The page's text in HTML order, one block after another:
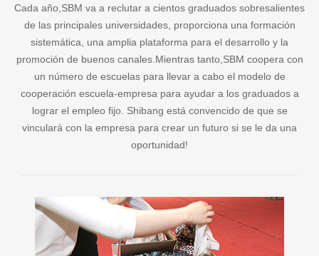
Cada año,SBM va a reclutar a cientos graduados sobresalientes
de las principales universidades, proporciona una formación
sistemática, una amplia plataforma para el desarrollo y la
promoción de buenos canales.Mientras tanto,SBM coopera con
un número de escuelas para llevar a cabo el modelo de
cooperación escuela-empresa para ayudar a los graduados a
lograr el empleo fijo. Shibang está convencido de que se
vinculará con la empresa para crear un futuro si se le da una
oportunidad!